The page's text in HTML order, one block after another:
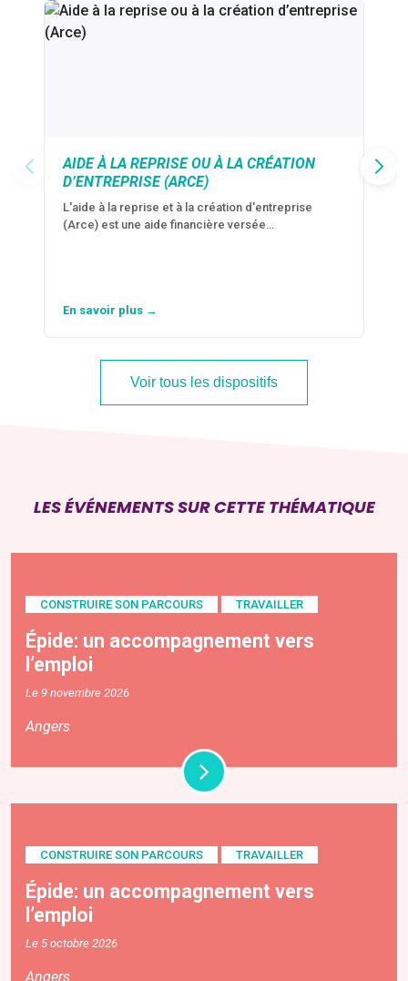
AIDE À LA REPRISE OU À LA CRÉATION
D’ENTREPRISE (ARCE)
L'aide à la reprise et à la création d'entreprise
(Arce) est une aide financière versée…
En savoir plus →
Voir tous les dispositifs
LES ÉVÉNEMENTS SUR CETTE THÉMATIQUE
CONSTRUIRE SON PARCOURS TRAVAILLER
Épide: un accompagnement vers
l’emploi
Le 9 novembre 2026
Angers
CONSTRUIRE SON PARCOURS TRAVAILLER
Épide: un accompagnement vers
l’emploi
Le 5 octobre 2026
Angers